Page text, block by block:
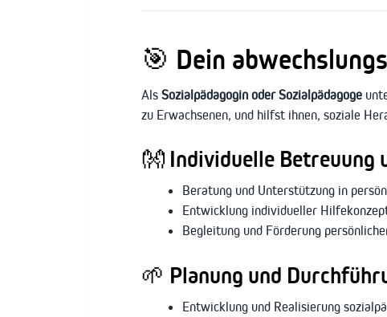
🎯 Dein
Als Sozialpädagogin oder Sozialpädagoge
zu Erwachsenen, und hilfst ihnen, soziale
👐 Individuelle Betreuung
Beratung und Unterstützung in
Entwicklung individueller
Begleitung und Förderung
🌱 Planung und
Entwicklung und Realisierung